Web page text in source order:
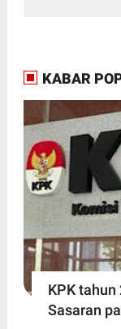
KABAR
KPK
Sasaran